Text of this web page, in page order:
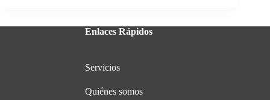
Enlaces Rápidos
Servicios
Quiénes somos